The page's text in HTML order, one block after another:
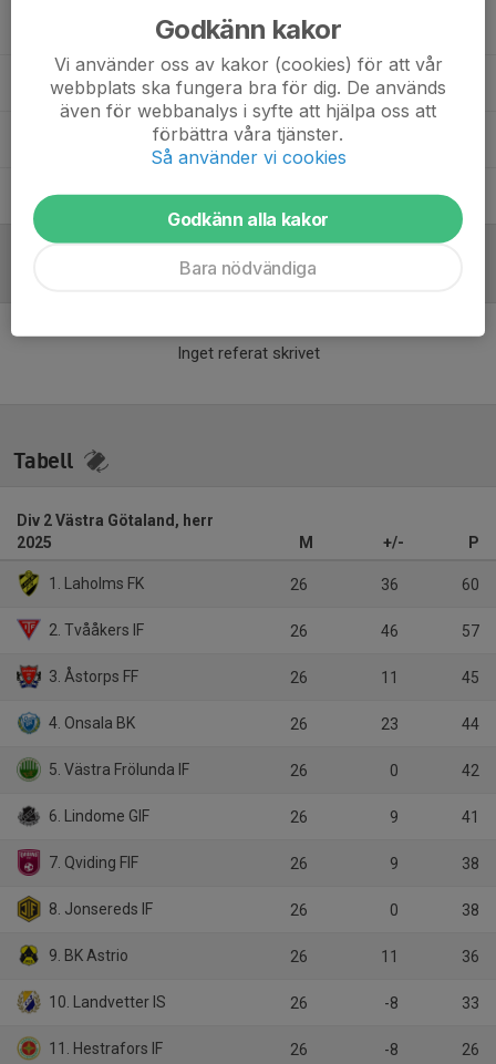
Rasmus IversenMålvaktstränare
Robert TartagniTränare
Roger CederqvistMaterialförvaltare
Tobias SanneAssisterande tränare
Inget referat skrivet
Tabell
Div 2 Västra Götaland, herr
2025
M +/- P
1. Laholms FK 26 36 60
2. Tvååkers IF 26 46 57
3. Åstorps FF 26 11 45
4. Onsala BK 26 23 44
5. Västra Frölunda IF 26 0 42
6. Lindome GIF 26 9 41
7. Qviding FIF 26 9 38
8. Jonsereds IF 26 0 38
9. BK Astrio 26 11 36
10. Landvetter IS 26 -8 33
11. Hestrafors IF 26 -8 26
Godkänn kakor
Vi använder oss av kakor (cookies) för att vår
webbplats ska fungera bra för dig. De används
även för webbanalys i syfte att hjälpa oss att
förbättra våra tjänster.
Så använder vi cookies
Godkänn alla kakor
Bara nödvändiga